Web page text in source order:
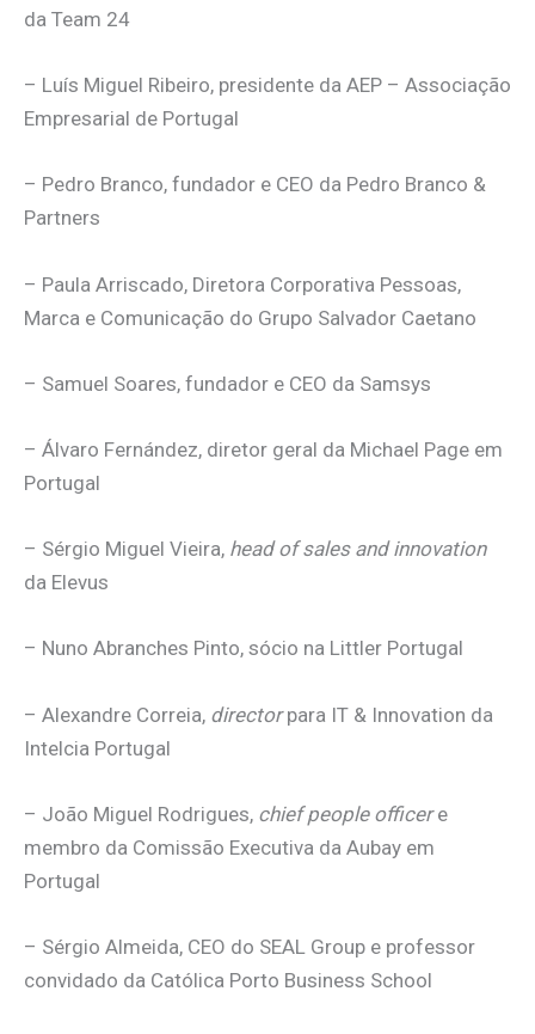
da Team 24
– Luís Miguel Ribeiro, presidente da AEP – Associação
Empresarial de Portugal
– Pedro Branco, fundador e CEO da Pedro Branco &
Partners
– Paula Arriscado, Diretora Corporativa Pessoas,
Marca e Comunicação do Grupo Salvador Caetano
– Samuel Soares, fundador e CEO da Samsys
– Álvaro Fernández, diretor geral da Michael Page em
Portugal
– Sérgio Miguel Vieira, head of sales and innovation
da Elevus
– Nuno Abranches Pinto, sócio na Littler Portugal
– Alexandre Correia, directorpara IT & Innovation da
Intelcia Portugal
– João Miguel Rodrigues, chief people officere
membro da Comissão Executiva da Aubay em
Portugal
– Sérgio Almeida, CEO do SEAL Group e professor
convidado da Católica Porto Business School